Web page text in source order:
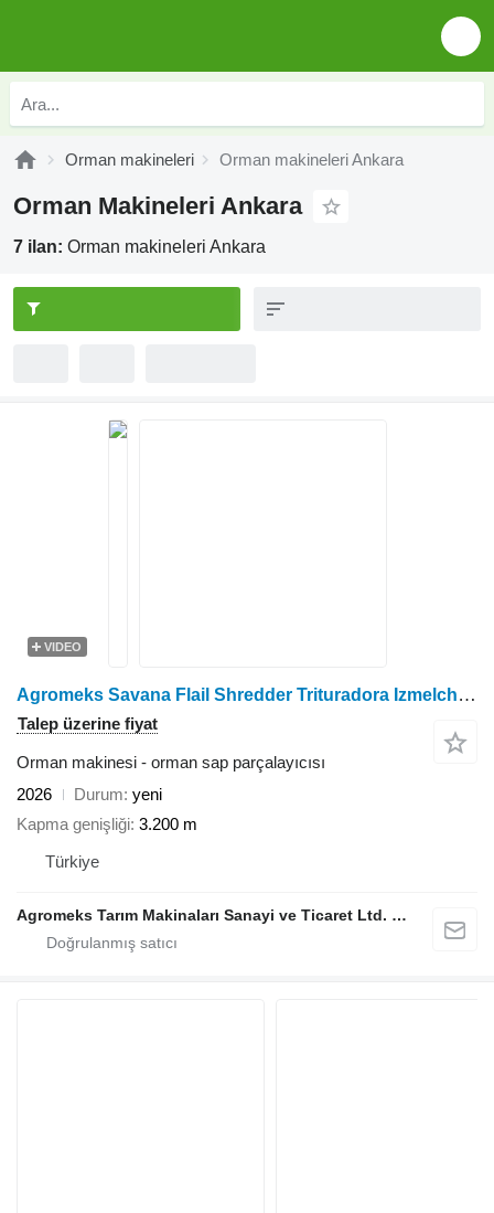
Orman makineleri Orman makineleri Ankara
Orman Makineleri Ankara
7 ilan: Orman makineleri Ankara
VIDEO
Agromeks Savana Flail Shredder Trituradora Izmelchitel ماكينة تقطيع
Talep üzerine fiyat
Orman makinesi - orman sap parçalayıcısı
2026
Durum yeni
Kapma genişliği 3.200 m
Türkiye
Agromeks Tarım Makinaları Sanayi ve Ticaret Ltd. Şti.